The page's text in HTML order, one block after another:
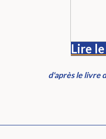
Lire
d'après le livre